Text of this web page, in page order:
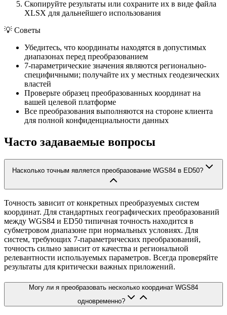
Скопируйте результаты или сохраните их в виде файла
XLSX для дальнейшего использования
💡 Советы
Убедитесь, что координаты находятся в допустимых
диапазонах перед преобразованием
7-параметрические значения являются регионально-
специфичными; получайте их у местных геодезических
властей
Проверьте образец преобразованных координат на
вашей целевой платформе
Все преобразования выполняются на стороне клиента
для полной конфиденциальности данных
Часто задаваемые вопросы
Насколько точным является преобразование WGS84 в ED50?
Точность зависит от конкретных преобразуемых систем
координат. Для стандартных географических преобразований
между WGS84 и ED50 типичная точность находится в
субметровом диапазоне при нормальных условиях. Для
систем, требующих 7-параметрических преобразований,
точность сильно зависит от качества и региональной
релевантности используемых параметров. Всегда проверяйте
результаты для критически важных приложений.
Могу ли я преобразовать несколько координат WGS84
одновременно?